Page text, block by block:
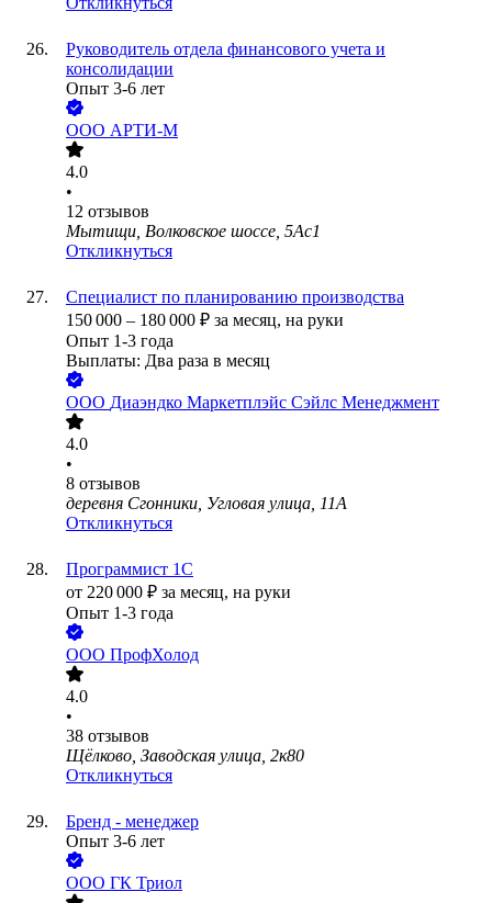
Руководитель отдела финансового учета и
консолидации
Опыт 3-6 лет
ООО АРТИ-М
4.0
•
12 отзывов
Мытищи, Волковское шоссе, 5Ас1
Откликнуться
Специалист по планированию производства
150 000 – 180 000 ₽ за месяц, на руки
Опыт 1-3 года
Выплаты: Два раза в месяц
ООО Диаэндко Маркетплэйс Сэйлс Менеджмент
4.0
•
8 отзывов
деревня Сгонники, Угловая улица, 11А
Откликнуться
Программист 1С
от 220 000 ₽ за месяц, на руки
Опыт 1-3 года
ООО ПрофХолод
4.0
•
38 отзывов
Щёлково, Заводская улица, 2к80
Откликнуться
Бренд - менеджер
Опыт 3-6 лет
ООО ГК Триол